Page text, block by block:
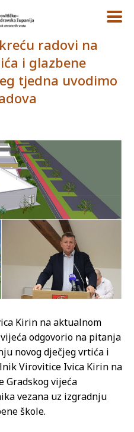
radovi na
i glazbene
tjedna uvodimo
Kirin na aktualnom
odgovorio na pitanja
novog dječjeg vrtića i
Virovitice Ivica Kirin na
Gradskog vijeća
vezana uz izgradnju
škole.